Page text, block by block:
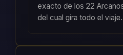
exacto de los 22
del cual gira todo el viaje.